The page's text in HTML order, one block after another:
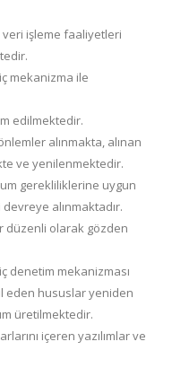
veri işleme faaliyetleri
mekanizma ile
edilmektedir.
alınmakta, alınan
ve yenilenmektedir.
gerekliliklerine uygun
alınmaktadır.
düzenli olarak gözden
denetim mekanizması
eden hususlar yeniden
üretilmektedir.
içeren yazılımlar ve